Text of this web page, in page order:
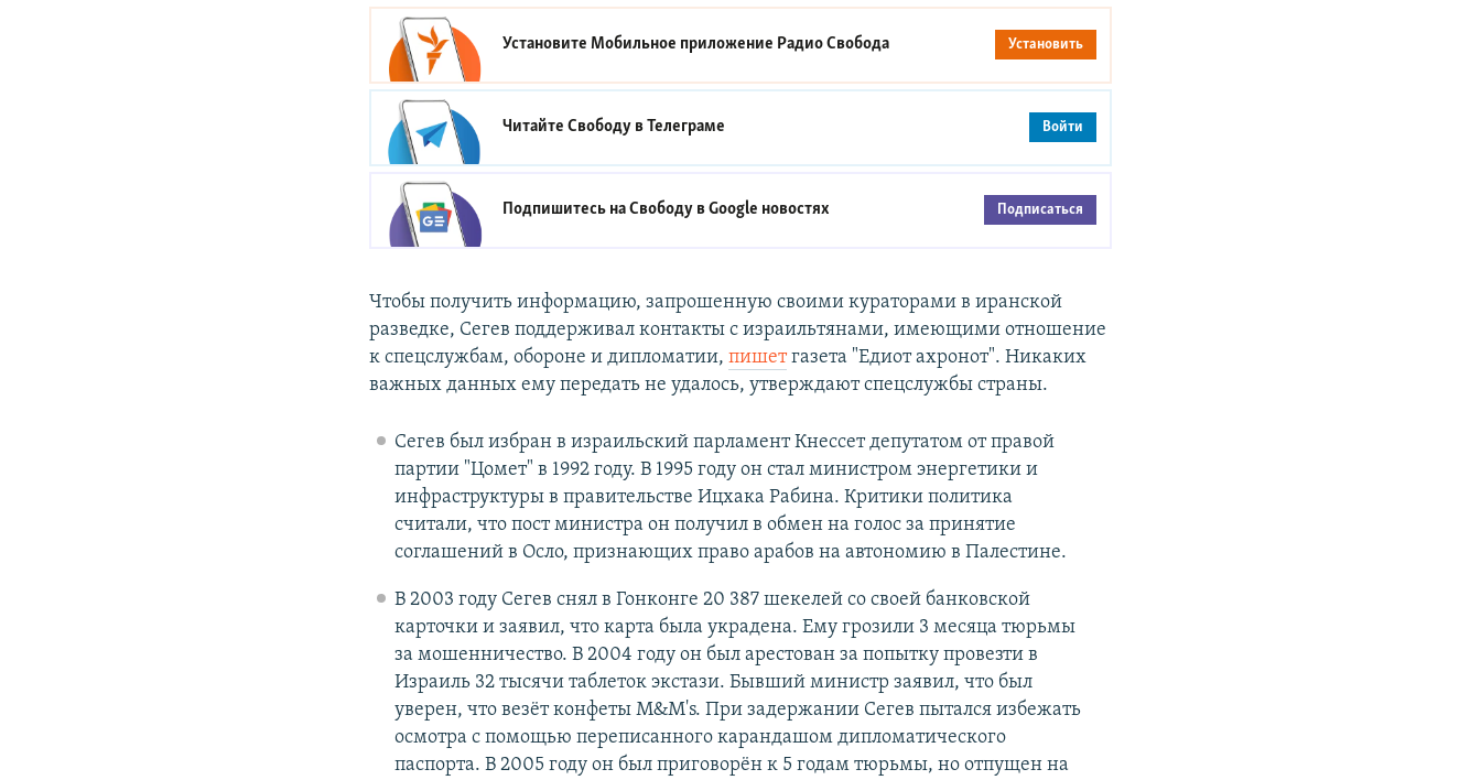
Установите Мобильное приложение Радио Свобода Установить
Читайте Свободу вТелеграме Войти
Подпишитесь на Свободу вGoogle новостях Подписаться
Чтобы получить информацию, запрошенную своими кураторами в иранской
разведке, Сегев поддерживал контакты с израильтянами, имеющими отношение
к спецслужбам, обороне и дипломатии,пишетгазета "Едиот ахронот". Никаких
важных данных ему передать не удалось, утверждают спецслужбы страны.
Сегев был избран в израильский парламент Кнессет депутатом от правой
партии "Цомет" в 1992 году. В 1995 году он стал министром энергетики и
инфраструктуры в правительстве Ицхака Рабина. Критики политика
считали, что пост министра он получил в обмен на голос за принятие
соглашений в Осло, признающих право арабов на автономию в Палестине.
В 2003 году Сегев снял в Гонконге 20 387 шекелей со своей банковской
карточки и заявил, что карта была украдена. Ему грозили 3 месяца тюрьмы
за мошенничество. В 2004 году он был арестован за попытку провезти в
Израиль 32 тысячи таблеток экстази. Бывший министр заявил, что был
уверен, что везёт конфеты M&M's. При задержании Сегев пытался избежать
осмотра с помощью переписанного карандашом дипломатического
паспорта. В 2005 году он был приговорён к 5 годам тюрьмы, но отпущен на